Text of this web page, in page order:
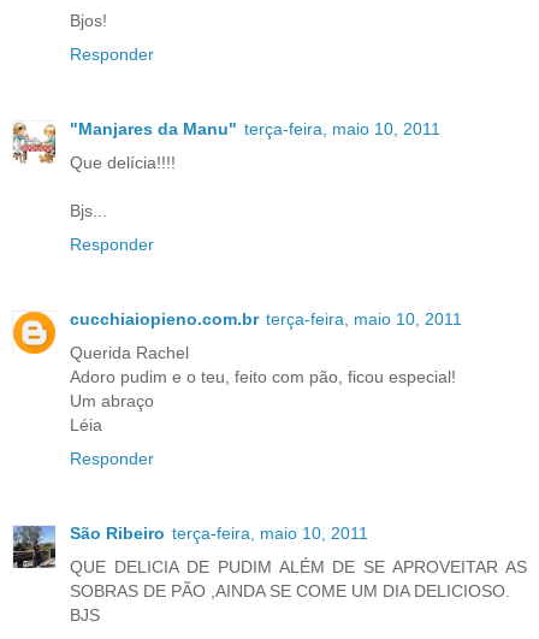
Bjos!
Responder
"Manjares da Manu" terça-feira, maio 10, 2011
Que delícia!!!!
Bjs...
Responder
cucchiaiopieno.com.br terça-feira, maio 10, 2011
Querida Rachel
Adoro pudim e o teu, feito com pão, ficou especial!
Um abraço
Léia
Responder
São Ribeiro terça-feira, maio 10, 2011
QUE DELICIA DE PUDIM ALÉM DE SE APROVEITAR AS
SOBRAS DE PÃO ,AINDA SE COME UM DIA DELICIOSO.
BJS